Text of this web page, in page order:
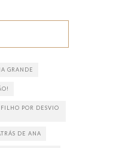
GRANDE
POR DESVIO
DE ANA